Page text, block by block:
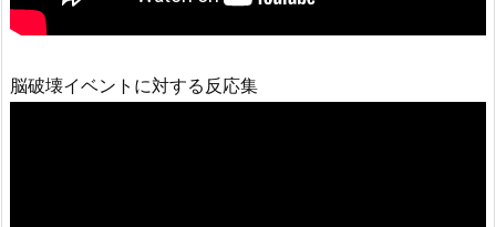
脳破壊イベントに対する反応集